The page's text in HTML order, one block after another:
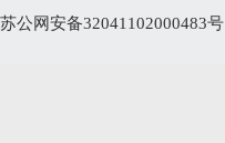
苏公网安备32041102000483号